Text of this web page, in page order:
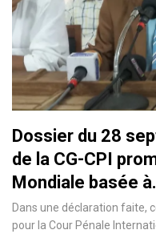
Dossier du 28
de la CG-CPI
Mondiale basée
Dans une déclaration faite,
pour la Cour Pénale